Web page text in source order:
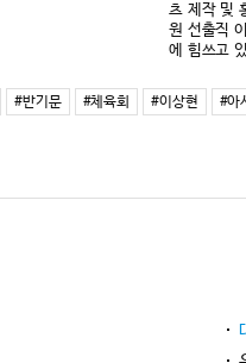
츠 제작 및
원 선출직
에 힘쓰고
#반기문 #체육회 #이상현 #아